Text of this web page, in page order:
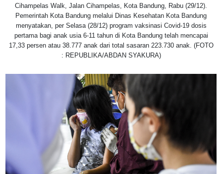
Cihampelas Walk, Jalan Cihampelas, Kota Bandung, Rabu (29/12).
Pemerintah Kota Bandung melalui Dinas Kesehatan Kota Bandung
menyatakan, per Selasa (28/12) program vaksinasi Covid-19 dosis
pertama bagi anak usia 6-11 tahun di Kota Bandung telah mencapai
17,33 persen atau 38.777 anak dari total sasaran 223.730 anak. (FOTO
: REPUBLIKA/ABDAN SYAKURA)